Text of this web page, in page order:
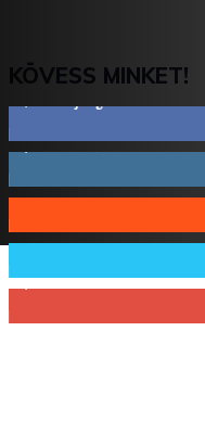
KÖVESS MINKET!
1,731 Követő
44 Követő
64 Követő
1,348 Feliratkozó